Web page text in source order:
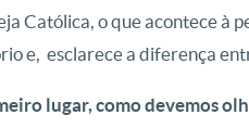
Católica, o que acontece à
e, esclarece a diferença
lugar, como devemos